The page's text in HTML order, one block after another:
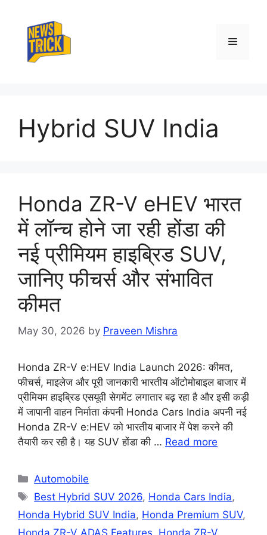
content
Menu
Hybrid SUV India
Honda ZR-V eHEV भारत
में लॉन्च होने जा रही होंडा की
नई प्रीमियम हाइब्रिड SUV,
जानिए फीचर्स और संभावित
कीमत
May 30, 2026 by Praveen Mishra
Honda ZR-V e:HEV India Launch 2026: कीमत,
फीचर्स, माइलेज और पूरी जानकारी भारतीय ऑटोमोबाइल बाजार में
प्रीमियम हाइब्रिड एसयूवी सेगमेंट लगातार बढ़ रहा है और इसी कड़ी
में जापानी वाहन निर्माता कंपनी Honda Cars India अपनी नई
Honda ZR-V e:HEV को भारतीय बाजार में पेश करने की
तैयारी कर रही है। यह SUV होंडा की … Read more
Categories
Automobile
Tags
Best Hybrid SUV 2026, Honda Cars India,
Honda Hybrid SUV India, Honda Premium SUV,
Honda ZR-V ADAS Features Honda ZR-V